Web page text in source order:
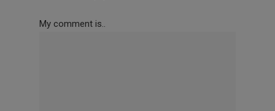
My comment is..